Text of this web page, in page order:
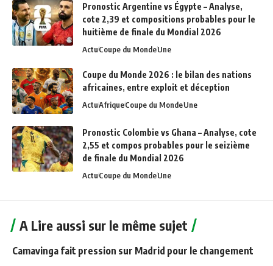
Pronostic Argentine vs Égypte – Analyse,
cote 2,39 et compositions probables pour le
huitième de finale du Mondial 2026
ActuCoupe du MondeUne
Coupe du Monde 2026 : le bilan des nations
africaines, entre exploit et déception
ActuAfriqueCoupe du MondeUne
Pronostic Colombie vs Ghana – Analyse, cote
2,55 et compos probables pour le seizième
de finale du Mondial 2026
ActuCoupe du MondeUne
A Lire aussi sur le même sujet
Camavinga fait pression sur Madrid pour le changement